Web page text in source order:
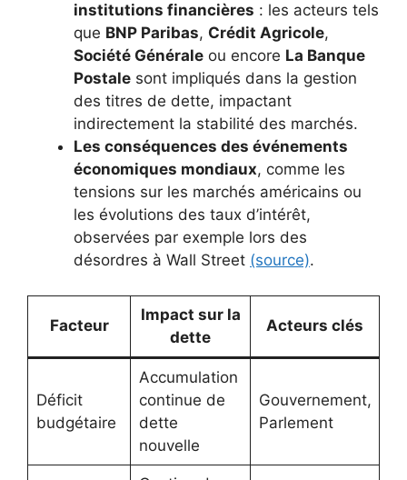
institutions financières : les acteurs tels
que BNP Paribas, Crédit Agricole,
Société Générale ou encore La Banque
Postale sont impliqués dans la gestion
des titres de dette, impactant
indirectement la stabilité des marchés.
Les conséquences des événements
économiques mondiaux, comme les
tensions sur les marchés américains ou
les évolutions des taux d’intérêt,
observées par exemple lors des
désordres à Wall Street (source).
Facteur
Impact sur la
dette
Acteurs clés
Déficit
budgétaire
Accumulation
continue de
dette
nouvelle
Gouvernement,
Parlement